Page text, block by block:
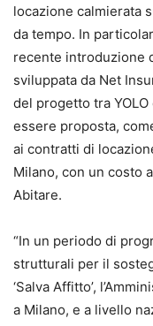
locazione calmierata
da tempo. In
recente introduzione
sviluppata da Net
del progetto tra
essere proposta,
ai contratti di
Milano, con un costo
Abitare.
“In un periodo di
strutturali per il
‘Salva Affitto’,
a Milano, e a livello